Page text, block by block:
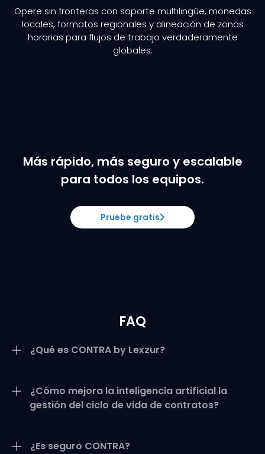
Opere sin fronteras con soporte multilingüe, monedas
locales, formatos regionales y alineación de zonas
horarias para flujos de trabajo verdaderamente
globales.
Más rápido, más seguro y escalable
para todos los equipos.
Pruebe gratis
FAQ
¿Qué es CONTRA by Lexzur?
¿Cómo mejora la inteligencia artificial la
gestión del ciclo de vida de contratos?
¿Es seguro CONTRA?